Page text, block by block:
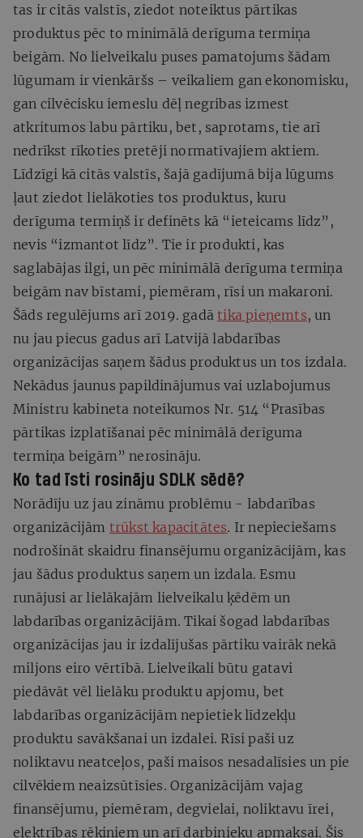
tas ir citās valstīs, ziedot noteiktus pārtikas
produktus pēc to minimālā derīguma termiņa
beigām. No lielveikalu puses pamatojums šādam
lūgumam ir vienkāršs – veikaliem gan ekonomisku,
gan cilvēcisku iemeslu dēļ negribas izmest
atkritumos labu pārtiku, bet, saprotams, tie arī
nedrīkst rīkoties pretēji normatīvajiem aktiem.
Līdzīgi kā citās valstīs, šajā gadījumā bija lūgums
ļaut ziedot lielākoties tos produktus, kuru
derīguma termiņš ir definēts kā “ieteicams līdz”,
nevis “izmantot līdz”. Tie ir produkti, kas
saglabājas ilgi, un pēc minimālā derīguma termiņa
beigām nav bīstami, piemēram, rīsi un makaroni.
Šāds regulējums arī 2019. gadātika pieņemts, un
nu jau piecus gadus arī Latvijā labdarības
organizācijas saņem šādus produktus un tos izdala.
Nekādus jaunus papildinājumus vai uzlabojumus
Ministru kabineta noteikumos Nr. 514 “Prasības
pārtikas izplatīšanai pēc minimālā derīguma
termiņa beigām” nerosināju.
Ko tad īsti rosināju SDLK sēdē?
Norādīju uz jau zināmu problēmu - labdarības
organizācijām trūkst kapacitātes. Ir nepieciešams
nodrošināt skaidru finansējumu organizācijām, kas
jau šādus produktus saņem un izdala. Esmu
runājusi ar lielākajām lielveikalu ķēdēm un
labdarības organizācijām. Tikai šogad labdarības
organizācijas jau ir izdalījušas pārtiku vairāk nekā
miljons eiro vērtībā. Lielveikali būtu gatavi
piedāvāt vēl lielāku produktu apjomu, bet
labdarības organizācijām nepietiek līdzekļu
produktu savākšanai un izdalei. Rīsi paši uz
noliktavu neatceļos, paši maisos nesadalīsies un pie
cilvēkiem neaizsūtīsies. Organizācijām vajag
finansējumu, piemēram, degvielai, noliktavu īrei,
elektrības rēķiniem un arī darbinieku apmaksai. Šis